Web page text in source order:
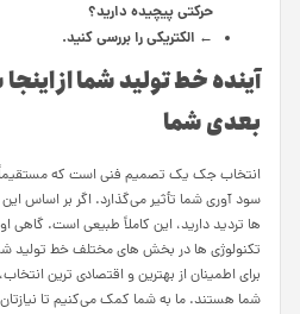
حرکتی پیچیده دارید؟
← الکتریکی را بررسی کنید.
آینده خط تولید شما از
بعدی شما
انتخاب جک یک تصمیم فنی است که مستقیماً
سود آوری شما تأثیر می‌گذارد. اگر بر اساس این
ها تردید دارید، این کاملاً طبیعی است. گاهی
تکنولوژی‌ ها در بخش‌ های مختلف خط تولید
برای اطمینان از بهترین و اقتصادی‌ ترین
شما هستند. ما به شما کمک می‌کنیم تا